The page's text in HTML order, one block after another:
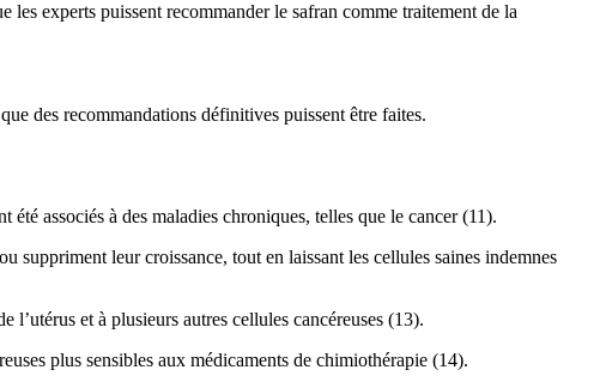
les experts puissent recommander le safran comme traitement de la
des recommandations définitives puissent être faites.
associés à des maladies chroniques, telles que le cancer (11).
suppriment leur croissance, tout en laissant les cellules saines indemnes
l’utérus et à plusieurs autres cellules cancéreuses (13).
plus sensibles aux médicaments de chimiothérapie (14).